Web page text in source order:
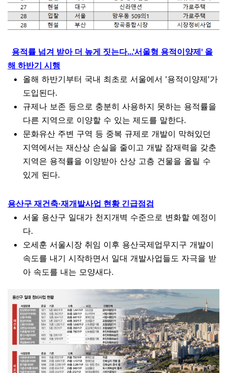
용적률 넘겨 받아 더 높게 짓는다…'서울형 용적이양제' 올
해 하반기 시행
올해 하반기부터 국내 최초로 서울에서 '용적이양제'가
도입된다.
규제나 보존 등으로 충분히 사용하지 못하는 용적률을
다른 지역으로 이양할 수 있는 제도를 말한다.
문화유산 주변 구역 등 중복 규제로 개발이 막혀있던
지역에서는 재산상 손실을 줄이고 개발 잠재력을 갖춘
지역은 용적률을 이양받아 산상 고층 건물을 올릴 수
있게 된다.
용산구 재건축·재개발사업 현황 긴급점검
서울 용산구 일대가 천지개벽 수준으로 변화할 예정이
다.
오세훈 서울시장 취임 이후 용산국제업무지구 개발이
속도를 내기 시작하면서 일대 개발사업들도 자극을 받
아 속도를 내는 모양새다.